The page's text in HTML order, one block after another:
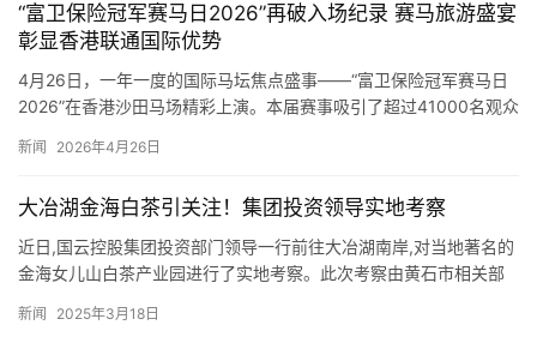
“富卫保险冠军赛马日2026”再破入场纪录 赛马旅游盛宴
彰显香港联通国际优势
4月26日，一年一度的国际马坛焦点盛事——“富卫保险冠军赛马日
2026”在香港沙田马场精彩上演。本届赛事吸引了超过41000名观众
新闻 2026年4月26日
大冶湖金海白茶引关注！集团投资领导实地考察
近日,国云控股集团投资部门领导一行前往大冶湖南岸,对当地著名的
金海女儿山白茶产业园进行了实地考察。此次考察由黄石市相关部
作…
新闻 2025年3月18日